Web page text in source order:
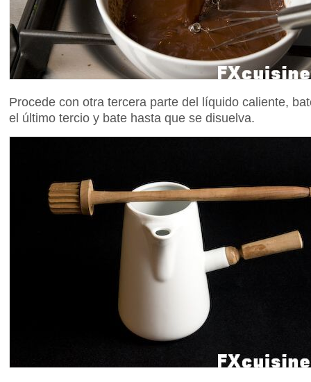
Procede con otra tercera parte del líquido caliente,
el último tercio y bate hasta que se disuelva.